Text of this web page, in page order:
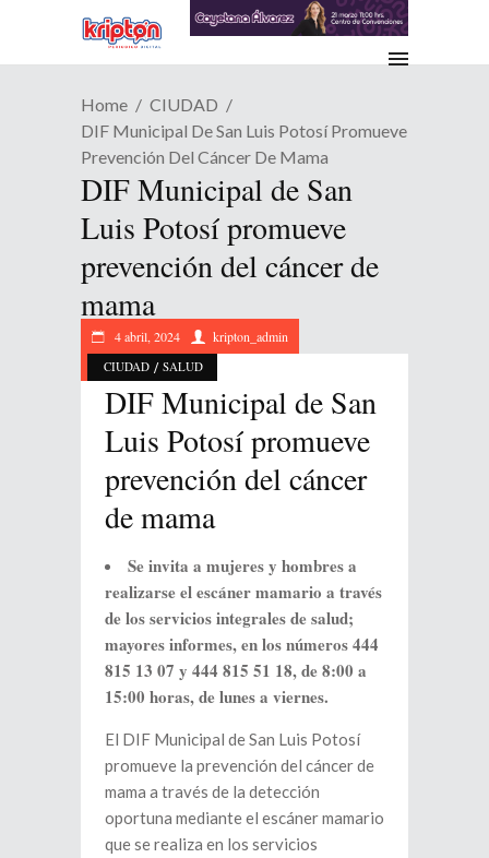
Home
CIUDAD
DIF Municipal De San Luis Potosí Promueve
Prevención Del Cáncer De Mama
DIF Municipal de San
Luis Potosí promueve
prevención del cáncer de
mama
CIUDAD / SALUD
4 abril, 2024 kripton_admin
DIF Municipal de San
Luis Potosí promueve
prevención del cáncer
de mama
Se invita a mujeres y hombres a
realizarse el escáner mamario a través
de los servicios integrales de salud;
mayores informes, en los números 444
815 13 07 y 444 815 51 18, de 8:00 a
15:00 horas, de lunes a viernes.
El DIF Municipal de San Luis Potosí
promueve la prevención del cáncer de
mama a través de la detección
oportuna mediante el escáner mamario
que se realiza en los servicios